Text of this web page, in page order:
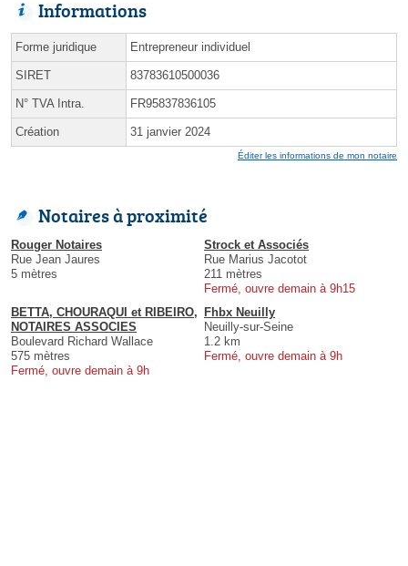
Informations
Forme juridique Entrepreneur individuel
SIRET 83783610500036
N° TVA Intra. FR95837836105
Création 31 janvier 2024
Éditer les informations de mon notaire
Notaires à proximité
Rouger Notaires
Rue Jean Jaures
5 mètres
Strock et Associés
Rue Marius Jacotot
211 mètres
Fermé, ouvre demain à 9h15
BETTA, CHOURAQUI et RIBEIRO,
NOTAIRES ASSOCIES
Boulevard Richard Wallace
575 mètres
Fermé, ouvre demain à 9h
Fhbx Neuilly
Neuilly-sur-Seine
1.2 km
Fermé, ouvre demain à 9h